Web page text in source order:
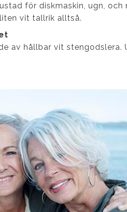
för diskmaskin, ugn, och
vit tallrik alltså.
av hållbar vit stengodslera.